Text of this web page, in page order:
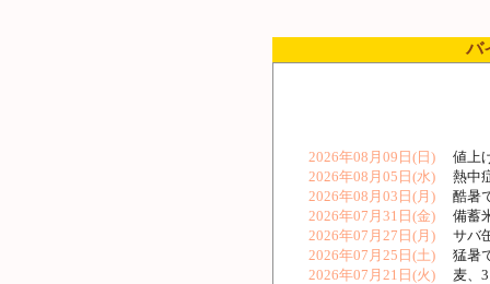
バ
2026年08月09日(日)値上げ
2026年08月05日(水)熱中症
2026年08月03日(月)酷暑で
2026年07月31日(金)備蓄米
2026年07月27日(月)サバ缶
2026年07月25日(土)猛暑で
2026年07月21日(火)麦、3